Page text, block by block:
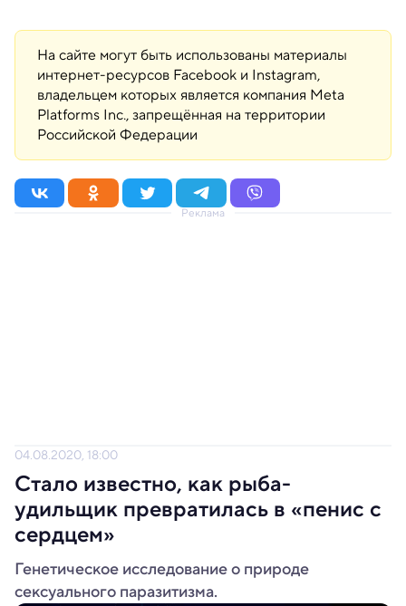
На сайте могут быть использованы материалы
интернет-ресурсов Facebook и Instagram,
владельцем которых является компания Meta
Platforms Inc., запрещённая на территории
Российской Федерации
Реклама
04.08.2020, 18:00
Стало известно, как рыба-
удильщик превратилась в «пенис с
сердцем»
Генетическое исследование о природе
сексуального паразитизма.